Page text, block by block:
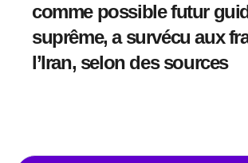
comme possible futur
suprême, a survécu aux
l’Iran, selon des sources